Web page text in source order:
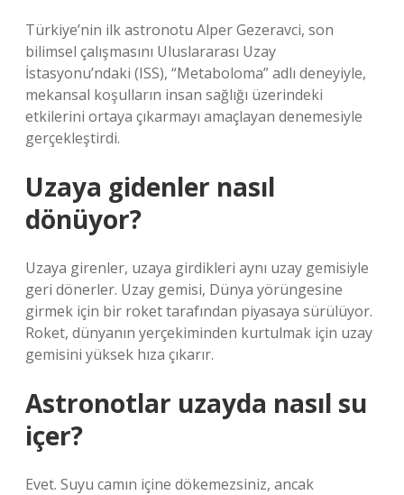
Türkiye’nin ilk astronotu Alper Gezeravci, son
bilimsel çalışmasını Uluslararası Uzay
İstasyonu’ndaki (ISS), “Metaboloma” adlı deneyiyle,
mekansal koşulların insan sağlığı üzerindeki
etkilerini ortaya çıkarmayı amaçlayan denemesiyle
gerçekleştirdi.
Uzaya gidenler nasıl
dönüyor?
Uzaya girenler, uzaya girdikleri aynı uzay gemisiyle
geri dönerler. Uzay gemisi, Dünya yörüngesine
girmek için bir roket tarafından piyasaya sürülüyor.
Roket, dünyanın yerçekiminden kurtulmak için uzay
gemisini yüksek hıza çıkarır.
Astronotlar uzayda nasıl su
içer?
Evet. Suyu camın içine dökemezsiniz, ancak